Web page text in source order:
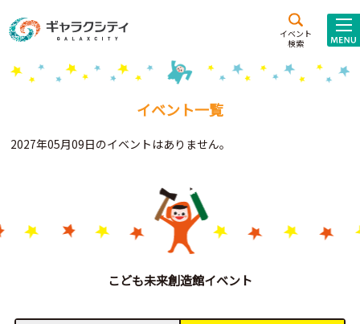
イベント
検索
施設案内
こども
西新井
施設･
Gがくえん
お知らせ
イベント一覧
2027年05月09日のイベントはありません。
こども未来創造館イベント